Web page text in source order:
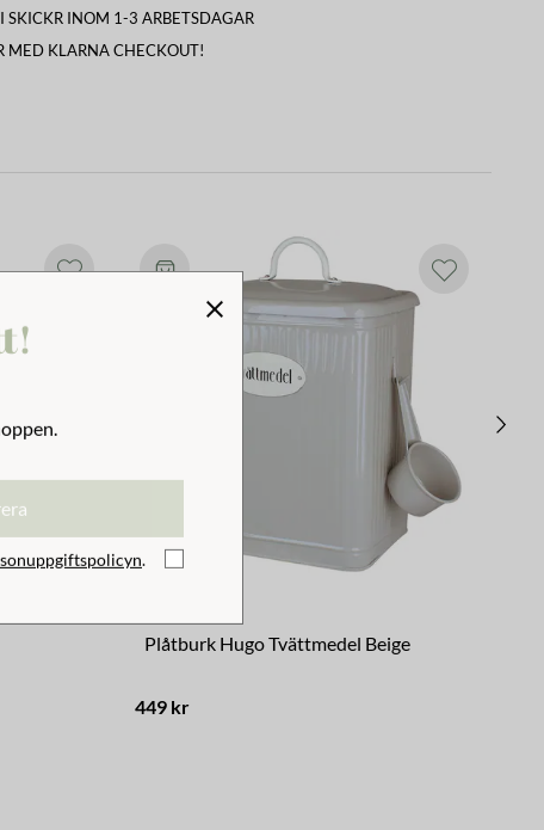
SKICKR INOM 1-3 ARBETSDAGAR
MED KLARNA CHECKOUT!
Plåtburk Hugo Tvättmedel Beige
449 kr
.